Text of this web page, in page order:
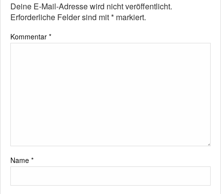
Deine E-Mail-Adresse wird nicht veröffentlicht.
Erforderliche Felder sind mit* markiert.
Kommentar *
Name *